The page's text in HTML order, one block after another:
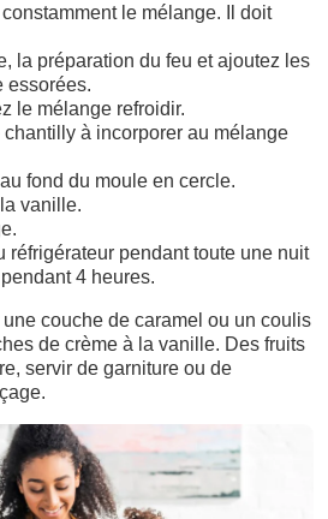
le mélange. Il doit
la préparation du feu et ajoutez les
essorées.
le mélange refroidir.
chantilly à incorporer au mélange
fond du moule en cercle.
vanille.
réfrigérateur pendant toute une nuit
4 heures.
une couche de caramel ou un coulis
de crème à la vanille. Des fruits
servir de garniture ou de